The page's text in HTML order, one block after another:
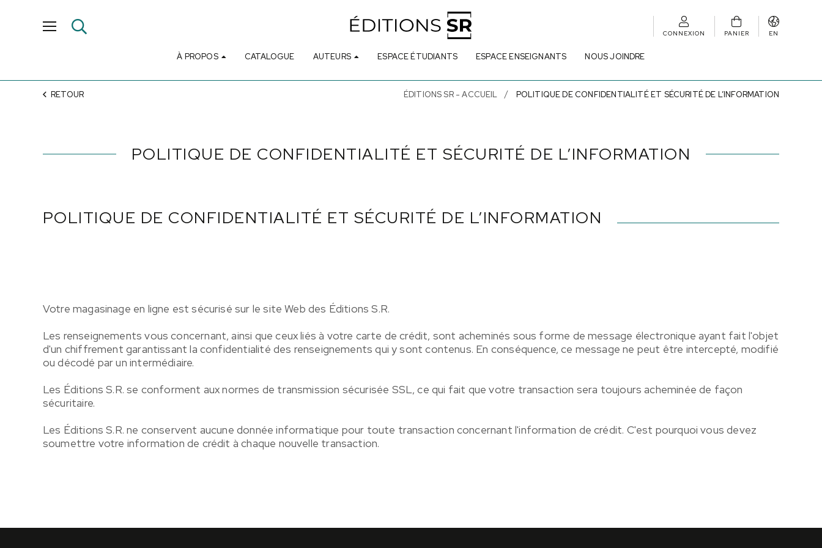
CONNEXION PANIER EN
À PROPOS CATALOGUE AUTEURS ESPACE ÉTUDIANTS ESPACE ENSEIGNANTS NOUS JOINDRE
RETOUR ÉDITIONS SR - ACCUEIL POLITIQUE DE CONFIDENTIALITÉ ET SÉCURITÉ DE L’INFORMATION
POLITIQUE DE CONFIDENTIALITÉ ET SÉCURITÉ DE L’INFORMATION
POLITIQUE DE CONFIDENTIALITÉ ET SÉCURITÉ DE L’INFORMATION
Votre magasinage en ligne est sécurisé sur le site Web des Éditions S.R.
Les renseignements vous concernant, ainsi que ceux liés à votre carte de crédit, sont acheminés sous forme de message électronique ayant fait l'objet
d'un chiffrement garantissant la confidentialité des renseignements qui y sont contenus. En conséquence, ce message ne peut être intercepté, modifié
ou décodé par un intermédiaire.
Les Éditions S.R. se conforment aux normes de transmission sécurisée SSL, ce qui fait que votre transaction sera toujours acheminée de façon
sécuritaire.
Les Éditions S.R. ne conservent aucune donnée informatique pour toute transaction concernant l'information de crédit. C'est pourquoi vous devez
soumettre votre information de crédit à chaque nouvelle transaction.